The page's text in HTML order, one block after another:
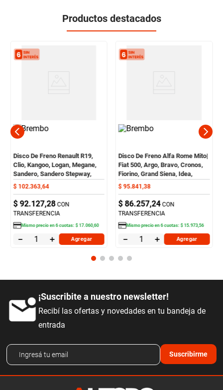
Productos destacados
Disco De Freno Renault R19,
Clio, Kangoo, Logan, Megane,
Sandero, Sandero Stepway,
Scenic, Symbol (Del) Brembo
$ 102.363,64
$ 92.127,28 CON
TRANSFERENCIA
Mismo precio en6cuotas:$ 17.060,60
＋
－ Agregar
Disco De Freno Alfa Rome Mito|
Fiat 500, Argo, Bravo, Cronos,
Fiorino, Grand Siena, Idea,
Linea, Marea, Palio, Punto,
Qubo, Stilo, Tempra, Uno (Del)
$ 95.841,38
$ 86.257,24 CON
TRANSFERENCIA
Mismo precio en6cuotas:$ 15.973,56
＋
－ Agregar
¡Suscribite a nuestro newsletter!
Recibí las ofertas y novedades en tu bandeja de
entrada
Suscribirme